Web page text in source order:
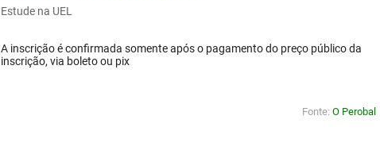
Estude na UEL
A inscrição é confirmada somente após o pagamento do preço público da
inscrição, via boleto ou pix
Fonte: O Perobal